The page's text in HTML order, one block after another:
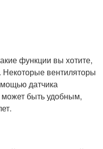
функции вы хотите,
вентиляторы
датчика
может быть удобным,